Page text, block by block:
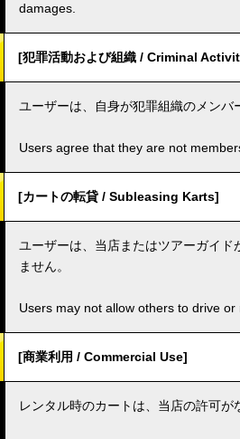
damages.
[犯罪活動および組織 / Criminal
ユーザーは、自身が犯罪組織のメンバ
Users agree that they are not
[カートの転貸 / Subleasing Karts]
ユーザーは、当店またはツアーガイ
ません。
Users may not allow others to drive
[商業利用 / Commercial Use]
レンタル時のカートは、当店の許可が